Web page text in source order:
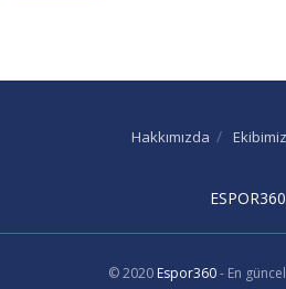
Hakkımızda Ekibimiz
ESPOR360
© 2020 Espor360- En